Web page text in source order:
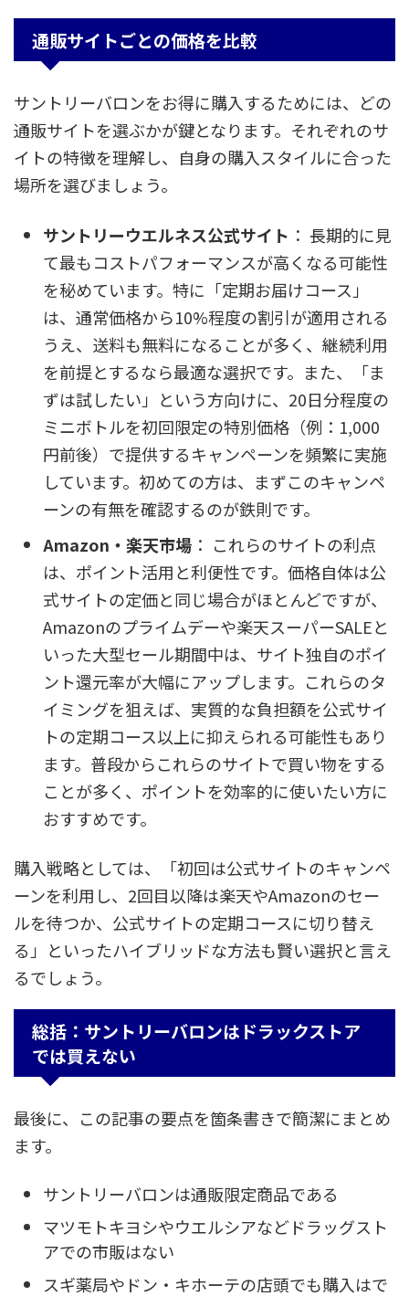
通販サイトごとの価格を比較
サントリーバロンをお得に購入するためには、どの
通販サイトを選ぶかが鍵となります。それぞれのサ
イトの特徴を理解し、自身の購入スタイルに合った
場所を選びましょう。
サントリーウエルネス公式サイト ： 長期的に見
て最もコストパフォーマンスが高くなる可能性
を秘めています。特に「定期お届けコース」
は、通常価格から10%程度の割引が適用される
うえ、送料も無料になることが多く、継続利用
を前提とするなら最適な選択です。また、「ま
ずは試したい」という方向けに、20日分程度の
ミニボトルを初回限定の特別価格（例：1,000
円前後）で提供するキャンペーンを頻繁に実施
しています。初めての方は、まずこのキャンペ
ーンの有無を確認するのが鉄則です。
Amazon・楽天市場 ： これらのサイトの利点
は、ポイント活用と利便性です。価格自体は公
式サイトの定価と同じ場合がほとんどですが、
Amazonのプライムデーや楽天スーパーSALEと
いった大型セール期間中は、サイト独自のポイ
ント還元率が大幅にアップします。これらのタ
イミングを狙えば、実質的な負担額を公式サイ
トの定期コース以上に抑えられる可能性もあり
ます。普段からこれらのサイトで買い物をする
ことが多く、ポイントを効率的に使いたい方に
おすすめです。
購入戦略としては、「初回は公式サイトのキャンペ
ーンを利用し、2回目以降は楽天やAmazonのセー
ルを待つか、公式サイトの定期コースに切り替え
る」といったハイブリッドな方法も賢い選択と言え
るでしょう。
総括：サントリーバロンはドラックストア
では買えない
最後に、この記事の要点を箇条書きで簡潔にまとめ
ます。
サントリーバロンは通販限定商品である
マツモトキヨシやウエルシアなどドラッグスト
アでの市販はない
スギ薬局やドン・キホーテの店頭でも購入はで